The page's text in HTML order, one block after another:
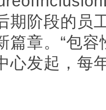
期阶段的员
篇章。“包
心发起，每